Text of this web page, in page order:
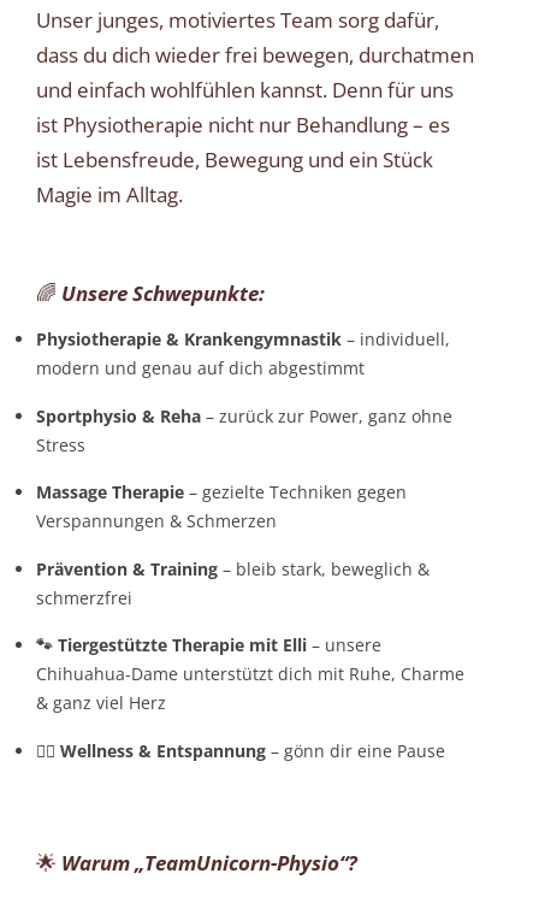
Unser junges, motiviertes Team sorg dafür,
dass du dich wieder frei bewegen, durchatmen
und einfach wohlfühlen kannst. Denn für uns
ist Physiotherapie nicht nur Behandlung – es
ist Lebensfreude, Bewegung und ein Stück
Magie im Alltag.
🌈 Unsere Schwepunkte:
Physiotherapie & Krankengymnastik– individuell,
modern und genau auf dich abgestimmt
Sportphysio & Reha– zurück zur Power, ganz ohne
Stress
Massage Therapie– gezielte Techniken gegen
Verspannungen & Schmerzen
Prävention & Training– bleib stark, beweglich &
schmerzfrei
🐾 Tiergestützte Therapie mit Elli– unsere
Chihuahua-Dame unterstützt dich mit Ruhe, Charme
& ganz viel Herz
💆‍♀️ Wellness & Entspannung– gönn dir eine Pause
🌟 Warum „TeamUnicorn-Physio“?